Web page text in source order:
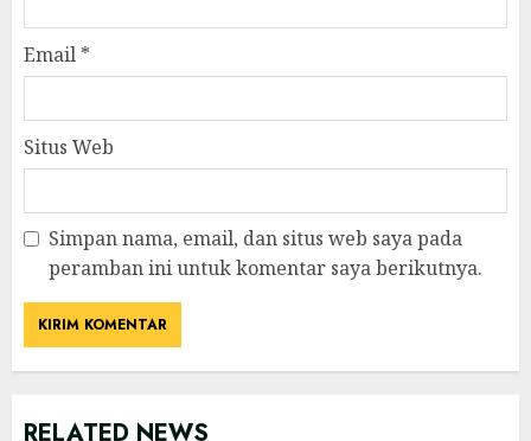
Email *
Situs Web
Simpan nama, email, dan situs web saya pada
peramban ini untuk komentar saya berikutnya.
RELATED NEWS